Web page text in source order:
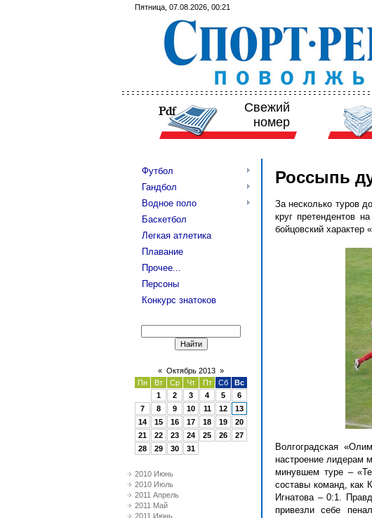
Пятница, 07.08.2026, 00:21
Свежий
номер
Футбол
Гандбол
Водное поло
Баскетбол
Легкая атлетика
Плавание
Прочее...
Персоны
Конкурс знатоков
« Октябрь 2013 »
Пн
Вт Ср Чт Пт Сб
Вс
1
2 3 4 5
6
7
8 9 10 11 12
13
14
15 16 17 18 19
20
21
22 23 24 25 26
27
28
29 30 31
2010 Июнь
2010 Июль
2011 Апрель
2011 Май
2011 Июнь
Россыпь
За несколько туров
круг претендентов
бойцовский характер
Волгоградская
настроение лидерам
минувшем туре –
составы команд, как
Игнатова – 0:1.
привезли себе